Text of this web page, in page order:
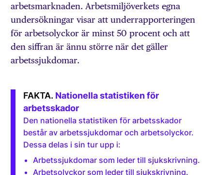
arbetsmarknaden. Arbetsmiljöverkets egna
undersökningar visar att underrapporteringen
för arbetsolyckor är minst 50 procent och att
den siffran är ännu större när det gäller
arbetssjukdomar.
Nationella statistiken för
arbetsskador
Den nationella statistiken för arbetsskador
består av arbetssjukdomar och arbetsolyckor.
Dessa delas i sin tur upp i:
Arbetssjukdomar som leder till sjukskrivning.
Arbetsolyckor som leder till sjukskrivning.